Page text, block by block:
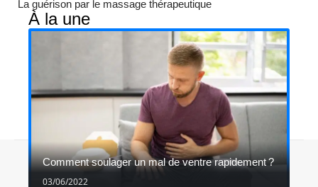
La guérison par le massage thérapeutique
À la une
Comment soulager un mal de ventre rapidement ?
03/06/2022
Contact Mentions légales Sitemap